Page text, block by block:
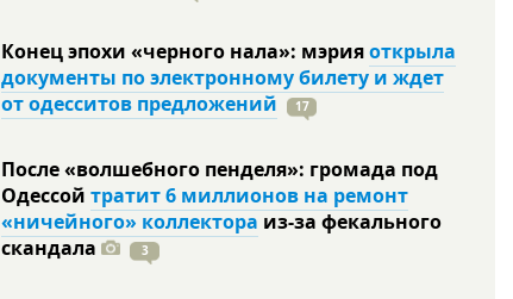
Конец эпохи «черного нала»: мэрияоткрыла
документы по электронному билету и ждет
от одесситов предложений
17
После «волшебного пенделя»: громада под
Одессой тратит 6 миллионов на ремонт
«ничейного» коллектора из-за фекального
скандала
3